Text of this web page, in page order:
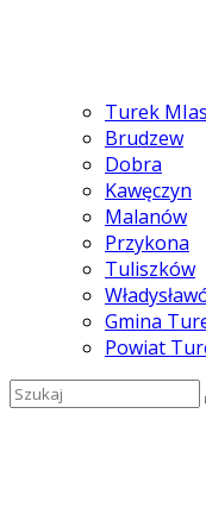
Turek
Brudzew
Dobra
Kawęczyn
Malanów
Przykona
Tuliszków
Gmina
Powiat